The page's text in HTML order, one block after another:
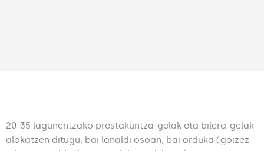
20-35 lagunentzako prestakuntza-gelak eta bilera-gelak
alokatzen ditugu, bai lanaldi osoan, bai orduka (goizez